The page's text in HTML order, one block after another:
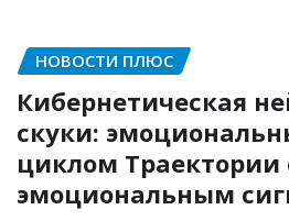
НОВОСТИ ПЛЮС
Кибернетическая
скуки:
циклом Траектории
эмоциональным